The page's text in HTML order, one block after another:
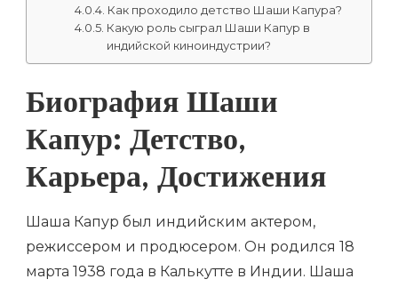
Как проходило детство Шаши Капура?
Какую роль сыграл Шаши Капур в
индийской киноиндустрии?
Биография Шаши
Капур: Детство,
Карьера, Достижения
Шаша Капур был индийским актером,
режиссером и продюсером. Он родился 18
марта 1938 года в Калькутте в Индии. Шаша